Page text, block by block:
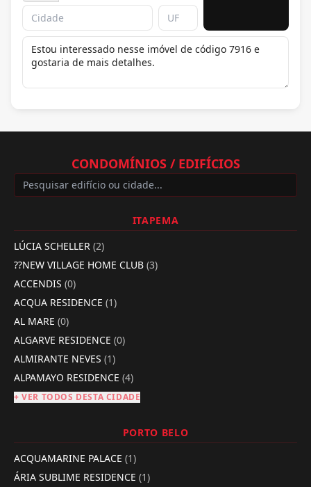
CONDOMÍNIOS / EDIFÍCIOS
ITAPEMA
LÚCIA SCHELLER (2)
??NEW VILLAGE HOME CLUB (3)
ACCENDIS (0)
ACQUA RESIDENCE (1)
AL MARE (0)
ALGARVE RESIDENCE (0)
ALMIRANTE NEVES (1)
ALPAMAYO RESIDENCE (4)
+ VER TODOS DESTA CIDADE
PORTO BELO
ACQUAMARINE PALACE (1)
ÁRIA SUBLIME RESIDENCE (1)